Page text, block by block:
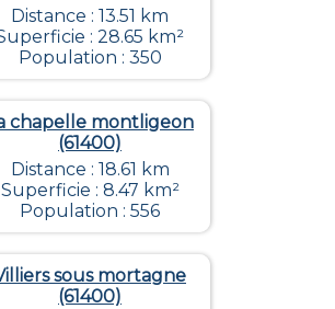
Distance : 13.51 km
: 28.65 km²
Population : 350
chapelle montligeon
(61400)
Distance : 18.61 km
Superficie : 8.47 km²
Population : 556
sous mortagne
(61400)